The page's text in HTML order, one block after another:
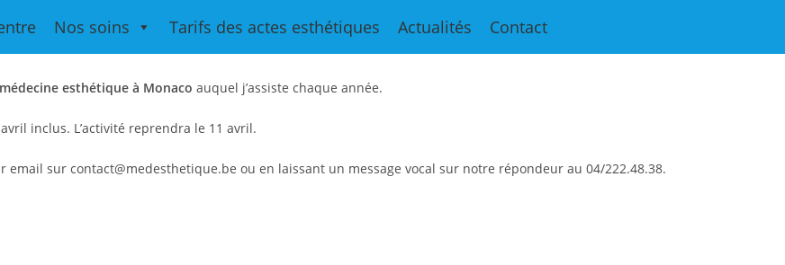
Nos soins Tarifs des actes esthétiques Actualités Contact
le congrès de médecine esthétique de Monaco
esthétique à Monaco auquel j’assiste chaque année.
inclus. L’activité reprendra le 11 avril.
email sur contact@medesthetique.be ou en laissant un message vocal sur notre répondeur au 04/222.48.38.